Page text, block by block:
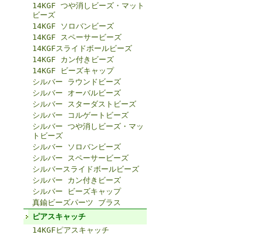
14KGF つや消しビーズ・マット
ビーズ
14KGF ソロバンビーズ
14KGF スペーサービーズ
14KGFスライドボールビーズ
14KGF カン付きビーズ
14KGF ビーズキャップ
シルバー ラウンドビーズ
シルバー オーバルビーズ
シルバー スターダストビーズ
シルバー コルゲートビーズ
シルバー つや消しビーズ・マッ
トビーズ
シルバー ソロバンビーズ
シルバー スペーサービーズ
シルバースライドボールビーズ
シルバー カン付きビーズ
シルバー ビーズキャップ
真鍮ビーズパーツ ブラス
ピアスキャッチ
14KGFピアスキャッチ